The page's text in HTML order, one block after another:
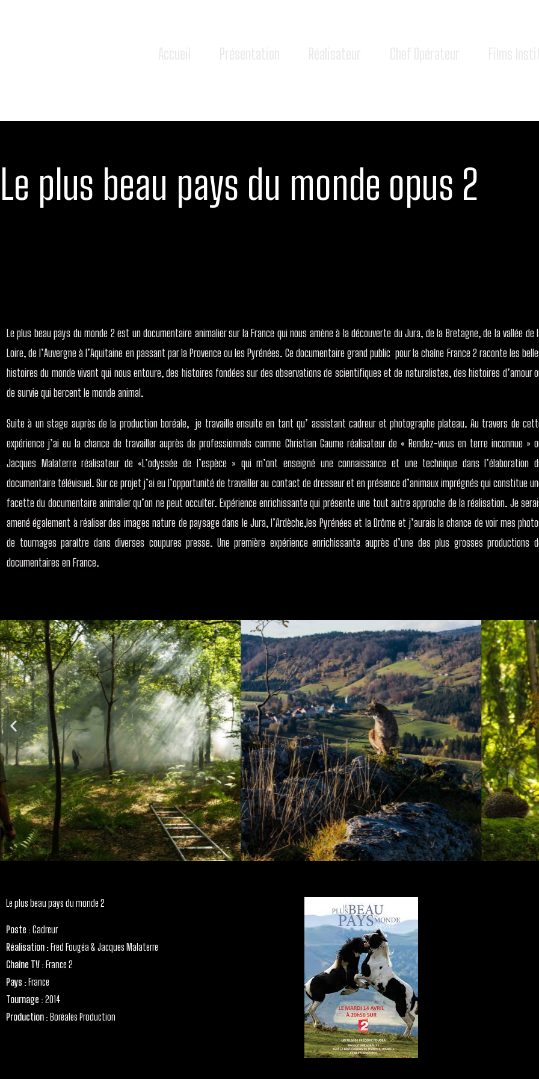
Le plus beau pays du monde opus 2
Le plus beau pays du monde 2 est un documentaire animalier sur la France qui nous amène à la découverte du Jura, de la Bretagne, de la vallée de
Loire, de l’Auvergne à l’Aquitaine en passant par la Provence ou les Pyrénées. Ce documentaire grand public pour la chaîne France 2 raconte les
histoires du monde vivant qui nous entoure, des histoires fondées sur des observations de scientifiques et de naturalistes, des histoires d’amour
de survie qui bercent le monde animal.
Suite à un stage auprès de la production boréale, je travaille ensuite en tant qu’ assistant cadreur et photographe plateau. Au travers de
expérience j’ai eu la chance de travailler auprès de professionnels comme Christian Gaume réalisateur de « Rendez-vous en terre inconnue »
Jacques Malaterre réalisateur de «L’odyssée de l’espèce » qui m’ont enseigné une connaissance et une technique dans l’élaboration
documentaire télévisuel. Sur ce projet j’ai eu l’opportunité de travailler au contact de dresseur et en présence d’animaux imprégnés qui constitue
facette du documentaire animalier qu’on ne peut occulter. Expérience enrichissante qui présente une tout autre approche de la réalisation. Je
amené également à réaliser des images nature de paysage dans le Jura, l’Ardèche,les Pyrénées et la Drôme et j’aurais la chance de voir mes
de tournages paraître dans diverses coupures presse. Une première expérience enrichissante auprès d’une des plus grosses productions
documentaires en France.
Le plus beau pays du monde 2
Poste : Cadreur
Réalisation : Fred Fougéa & Jacques Malaterre
Chaîne TV : France 2
Pays : France
Tournage : 2014
Production : Boréales Production